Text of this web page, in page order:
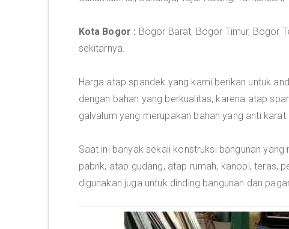
Kota Bogor : Bogor Barat, Bogor Timur, Bogor
sekitarnya.
Harga atap spandek yang kami berikan untuk
dengan bahan yang berkualitas, karena atap
galvalum yang merupakan bahan yang anti karat.
Saat ini banyak sekali konstruksi bangunan
pabrik, atap gudang, atap rumah, kanopi, teras,
digunakan juga untuk dinding bangunan dan